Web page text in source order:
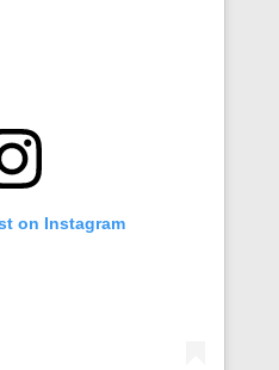
on Instagram